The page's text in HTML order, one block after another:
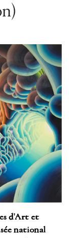
d'Art et
national